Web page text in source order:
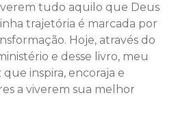
tudo aquilo que Deus
trajetória é marcada por
Hoje, através do
e desse livro, meu
inspira, encoraja e
a viverem sua melhor